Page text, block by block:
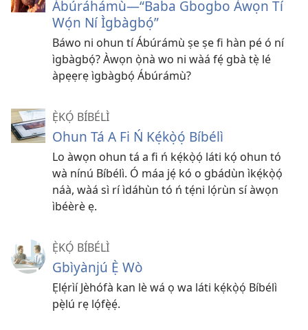
Ábúráhámù—“Baba Gbogbo Àwọn Tí
Wọ́n Ní Ìgbàgbọ́”
Báwo ni ohun tí Ábúrámù ṣe ṣe fi hàn pé ó ní
ìgbàgbọ́? Àwọn ọ̀nà wo ni wàá fẹ́ gbà tẹ̀ lé
àpẹẹrẹ ìgbàgbọ́ Ábúrámù?
Ẹ̀KỌ́ BÍBÉLÌ
Ohun Tá A Fi Ń Kẹ́kọ̀ọ́ Bíbélì
Lo àwọn ohun tá a fi ń kẹ́kọ̀ọ́ láti kọ́ ohun tó
wà nínú Bíbélì. Ó máa jẹ́ kó o gbádùn ìkẹ́kọ̀ọ́
náà, wàá sì rí ìdáhùn tó ń tẹ́ni lọ́rùn sí àwọn
ìbéèrè ẹ.
Ẹ̀KỌ́ BÍBÉLÌ
Gbìyànjú Ẹ̀ Wò
Ẹlẹ́rìí Jèhófà kan lè wá ọ wa láti kẹ́kọ̀ọ́ Bíbélì
pẹ̀lú rẹ lọ́fẹ̀ẹ́.